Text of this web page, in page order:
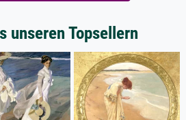
unseren Topsellern